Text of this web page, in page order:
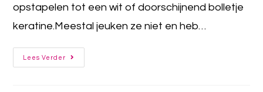
opstapelen tot een wit of doorschijnend bolletje
keratine.Meestal jeuken ze niet en heb…
Lees Verder